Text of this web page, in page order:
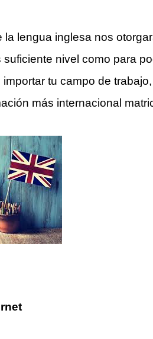
la lengua inglesa nos
nivel como para
tu campo de
más internacional